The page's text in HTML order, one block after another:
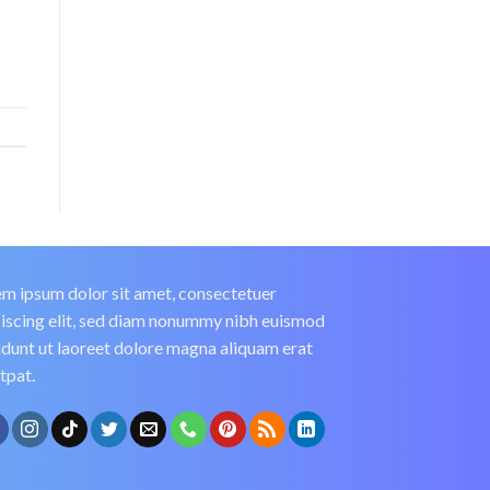
ipsum dolor sit amet, consectetuer
elit, sed diam nonummy nibh euismod
ut laoreet dolore magna aliquam erat